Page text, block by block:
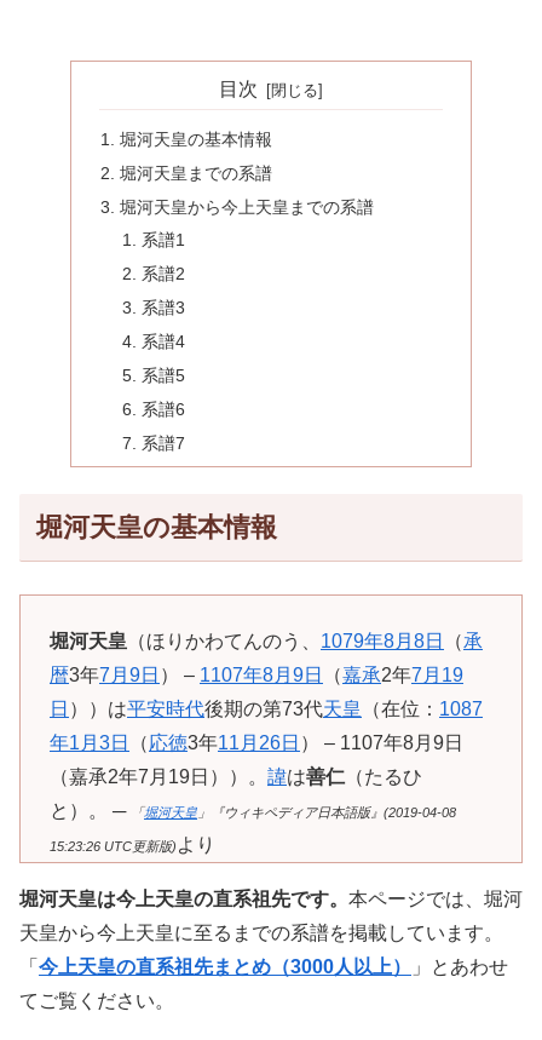
目次
堀河天皇の基本情報
堀河天皇までの系譜
堀河天皇から今上天皇までの系譜
系譜1
系譜2
系譜3
系譜4
系譜5
系譜6
系譜7
堀河天皇の基本情報
堀河天皇 （ほりかわてんのう、 1079年8月8日 （承
暦3年7月9日 ） – 1107年8月9日 （嘉承2年7月19
日 ））は平安時代後期の第73代天皇 （在位： 1087
年1月3日 （応徳3年11月26日 ） – 1107年8月9日
（嘉承2年7月19日））。 諱は善仁（たるひ
と）。 ─
「堀河天皇 」『ウィキペディア日本語版』(2019-04-08
15:23:26 UTC更新版) より
堀河天皇は今上天皇の直系祖先です。 本ページでは、堀河
天皇から今上天皇に至るまでの系譜を掲載しています。
「 今上天皇の直系祖先まとめ（3000人以上）
」とあわせ
てご覧ください。